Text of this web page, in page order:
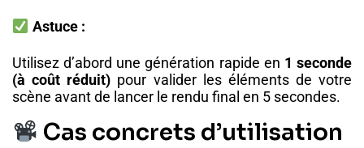
Astuce :
Utilisez d’abord une génération rapide en 1 seconde
(à coût réduit) pour valider les éléments de votre
scène avant de lancer le rendu final en 5 secondes.
Cas concrets d’utilisation